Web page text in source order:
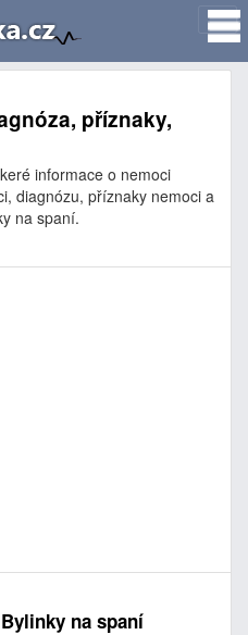
příznaky,
informace o nemoci
diagnózu, příznaky nemoci a
na spaní.
na spaní